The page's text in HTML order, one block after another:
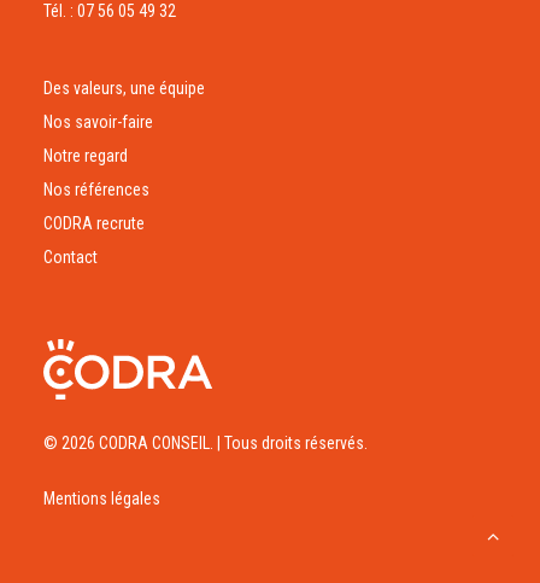
Tél. : 07 56 05 49 32
Des valeurs, une équipe
Nos savoir-faire
Notre regard
Nos références
CODRA recrute
Contact
© 2026 CODRA CONSEIL. | Tous droits réservés.
Mentions légales